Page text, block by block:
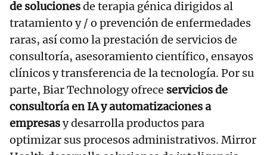
de solucionesde terapia génica dirigidos al
tratamiento y / o prevención de enfermedades
raras, así como la prestación de servicios de
consultoría, asesoramiento científico, ensayos
clínicos y transferencia de la tecnología. Por su
parte, Biar Technology ofrece servicios de
consultoría en IA y automatizaciones a
empresasy desarrolla productos para
optimizar sus procesos administrativos. Mirror